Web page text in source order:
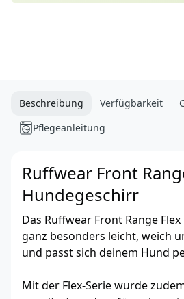
Beschreibung Verfügbarkeit
Pflegeanleitung
Ruffwear Front
Hundegeschirr
Das Ruffwear Front Range
ganz besonders leicht, weich
und passt sich deinem Hund
Mit der Flex-Serie wurde